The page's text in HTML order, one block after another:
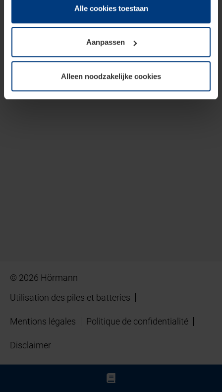
Juridisch hebben wij het recht om cookies op uw
van deze pagina's absoluut vereist is. Voor alle andere
soorten cookies is uw toestemming benodigd. Uw
toestemming kunt u op elk moment bij de uitleg van de
wijzigen of herroepen.
Alle cookies toestaan
Aanpassen
Alleen noodzakelijke cookies
© 2026 Hörmann
Utilisation des piles et batteries
Mentions légales Politique de confidentialité
Disclaimer